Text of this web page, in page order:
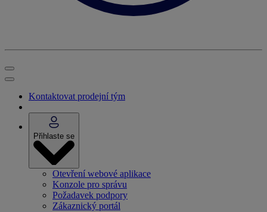
Kontaktovat prodejní tým
Přihlaste se
Otevření webové aplikace
Konzole pro správu
Požadavek podpory
Zákaznický portál